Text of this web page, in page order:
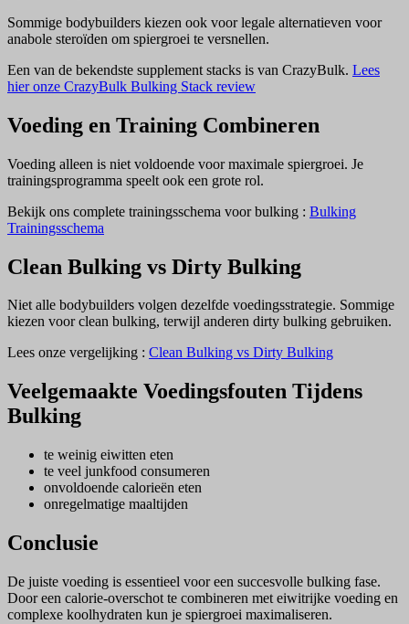
Sommige bodybuilders kiezen ook voor legale alternatieven voor
anabole steroïden om spiergroei te versnellen.
Een van de bekendste supplement stacks is van CrazyBulk. Lees
hier onze CrazyBulk Bulking Stack review
Voeding en Training Combineren
Voeding alleen is niet voldoende voor maximale spiergroei. Je
trainingsprogramma speelt ook een grote rol.
Bekijk ons complete trainingsschema voor bulking : Bulking
Trainingsschema
Clean Bulking vs Dirty Bulking
Niet alle bodybuilders volgen dezelfde voedingsstrategie. Sommige
kiezen voor clean bulking, terwijl anderen dirty bulking gebruiken.
Lees onze vergelijking : Clean Bulking vs Dirty Bulking
Veelgemaakte Voedingsfouten Tijdens
Bulking
te weinig eiwitten eten
te veel junkfood consumeren
onvoldoende calorieën eten
onregelmatige maaltijden
Conclusie
De juiste voeding is essentieel voor een succesvolle bulking fase.
Door een calorie-overschot te combineren met eiwitrijke voeding en
complexe koolhydraten kun je spiergroei maximaliseren.